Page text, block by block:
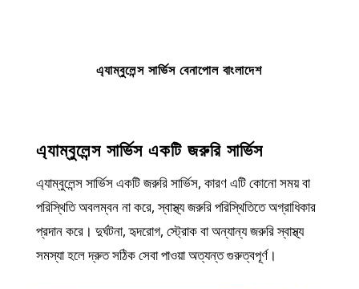
এ্যাম্বুলেন্স সার্ভিস বেনাপোল বাংলাদেশ
এ্যাম্বুলেন্স সার্ভিস একটি জরুরি সার্ভিস
এ্যাম্বুলেন্স সার্ভিস একটি জরুরি সার্ভিস, কারণ এটি কোনো সময় বা
পরিস্থিতি অবলম্বন না করে, স্বাস্থ্য জরুরি পরিস্থিতিতে অগ্রাধিকার
প্রদান করে। দুর্ঘটনা, হৃদরোগ, স্ট্রোক বা অন্যান্য জরুরি স্বাস্থ্য
সমস্যা হলে দ্রুত সঠিক সেবা পাওয়া অত্যন্ত গুরুত্বপূর্ণ।